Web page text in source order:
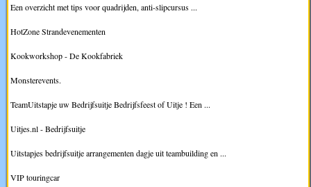
Een overzicht met tips voor quadrijden, anti-slipcursus ...
HotZone Strandevenementen
Kookworkshop - De Kookfabriek
Monsterevents.
TeamUitstapje uw Bedrijfsuitje Bedrijfsfeest of Uitje ! Een ...
Uitjes.nl - Bedrijfsuitje
Uitstapjes bedrijfsuitje arrangementen dagje uit teambuilding en ...
VIP touringcar